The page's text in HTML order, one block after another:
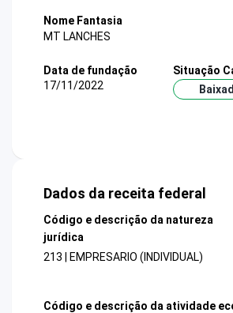
Nome Fantasia
MT LANCHES
Data de fundação
17/11/2022
Situação
Dados da receita federal
Código e descrição da natureza
jurídica
213 | EMPRESARIO (INDIVIDUAL)
Código e descrição da atividade